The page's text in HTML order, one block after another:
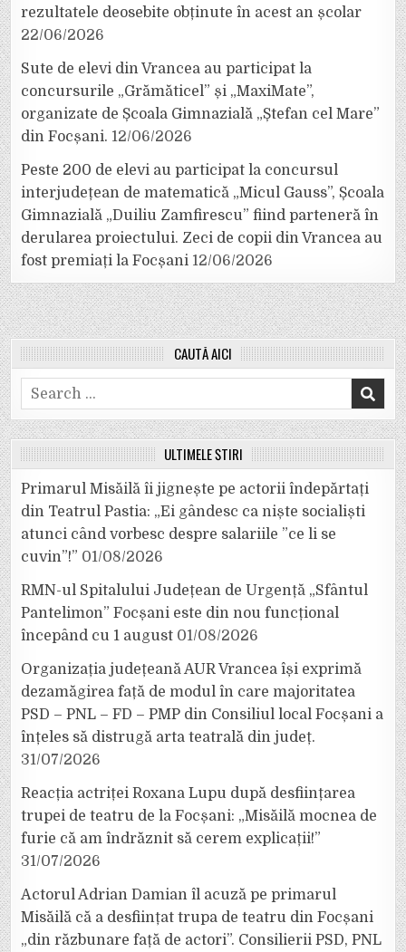
rezultatele deosebite obținute în acest an școlar
22/06/2026
Sute de elevi din Vrancea au participat la
concursurile „Grămăticel” și „MaxiMate”,
organizate de Școala Gimnazială „Ștefan cel Mare”
din Focșani. 12/06/2026
Peste 200 de elevi au participat la concursul
interjudețean de matematică „Micul Gauss”, Școala
Gimnazială „Duiliu Zamfirescu” fiind parteneră în
derularea proiectului. Zeci de copii din Vrancea au
fost premiați la Focșani 12/06/2026
CAUTĂ AICI
Search
for:
ULTIMELE ȘTIRI
Primarul Misăilă îi jignește pe actorii îndepărtați
din Teatrul Pastia: „Ei gândesc ca niște socialiști
atunci când vorbesc despre salariile ”ce li se
cuvin”!” 01/08/2026
RMN-ul Spitalului Județean de Urgență „Sfântul
Pantelimon” Focșani este din nou funcțional
începând cu 1 august 01/08/2026
Organizația județeană AUR Vrancea își exprimă
dezamăgirea față de modul în care majoritatea
PSD – PNL – FD – PMP din Consiliul local Focșani a
înțeles să distrugă arta teatrală din județ.
31/07/2026
Reacția actriței Roxana Lupu după desființarea
trupei de teatru de la Focșani: „Misăilă mocnea de
furie că am îndrăznit să cerem explicații!”
31/07/2026
Actorul Adrian Damian îl acuză pe primarul
Misăilă că a desființat trupa de teatru din Focșani
„din răzbunare față de actori”. Consilierii PSD, PNL